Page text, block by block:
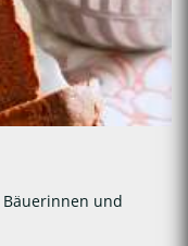
Bäuerinnen und